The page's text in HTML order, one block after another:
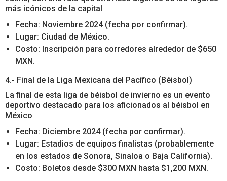
más icónicos de la capital
Fecha: Noviembre 2024 (fecha por confirmar).
Lugar: Ciudad de México.
Costo: Inscripción para corredores alrededor de $650
MXN.
4.- Final de la Liga Mexicana del Pacífico (Béisbol)
La final de esta liga de béisbol de invierno es un evento
deportivo destacado para los aficionados al béisbol en
México
Fecha: Diciembre 2024 (fecha por confirmar).
Lugar: Estadios de equipos finalistas (probablemente
en los estados de Sonora, Sinaloa o Baja California).
Costo: Boletos desde $300 MXN hasta $1,200 MXN.